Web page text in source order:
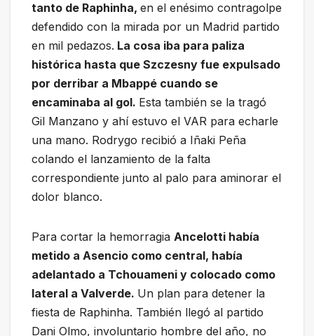
tanto de Raphinha, en el enésimo contragolpe
defendido con la mirada por un Madrid partido
en mil pedazos. La cosa iba para paliza
histórica hasta que Szczesny fue expulsado
por derribar a Mbappé cuando se
encaminaba al gol. Esta también se la tragó
Gil Manzano y ahí estuvo el VAR para echarle
una mano. Rodrygo recibió a Iñaki Peña
colando el lanzamiento de la falta
correspondiente junto al palo para aminorar el
dolor blanco.
Para cortar la hemorragia Ancelotti había
metido a Asencio como central, había
adelantado a Tchouameni y colocado como
lateral a Valverde. Un plan para detener la
fiesta de Raphinha. También llegó al partido
Dani Olmo, involuntario hombre del año, no